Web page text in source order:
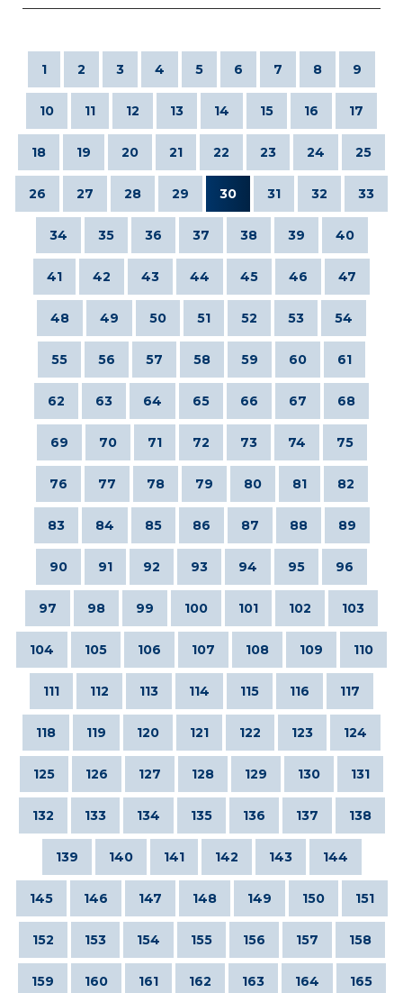
1 2 3 4 5 6 7 8 9
10 11 12 13 14 15 16 17
18 19 20 21 22 23 24 25
26 27 28 29 30 31 32 33
34 35 36 37 38 39 40
41 42 43 44 45 46 47
48 49 50 51 52 53 54
55 56 57 58 59 60 61
62 63 64 65 66 67 68
69 70 71 72 73 74 75
76 77 78 79 80 81 82
83 84 85 86 87 88 89
90 91 92 93 94 95 96
97 98 99 100 101 102 103
104 105 106 107 108 109 110
111 112 113 114 115 116 117
118 119 120 121 122 123 124
125 126 127 128 129 130 131
132 133 134 135 136 137 138
139 140 141 142 143 144
145 146 147 148 149 150 151
152 153 154 155 156 157 158
159 160 161 162 163 164 165